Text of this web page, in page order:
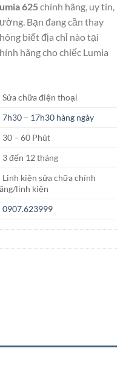
625chính hãng, uy tín,
Bạn đang cần thay
biết địa chỉ nào tại
hãng cho chiếc Lumia
Sửa chữa điện thoại
7h30 – 17h30 hàng ngày
30 – 60 Phút
3 đến 12 tháng
Linh kiện sửa chữa chính
linh kiện
0907.623999